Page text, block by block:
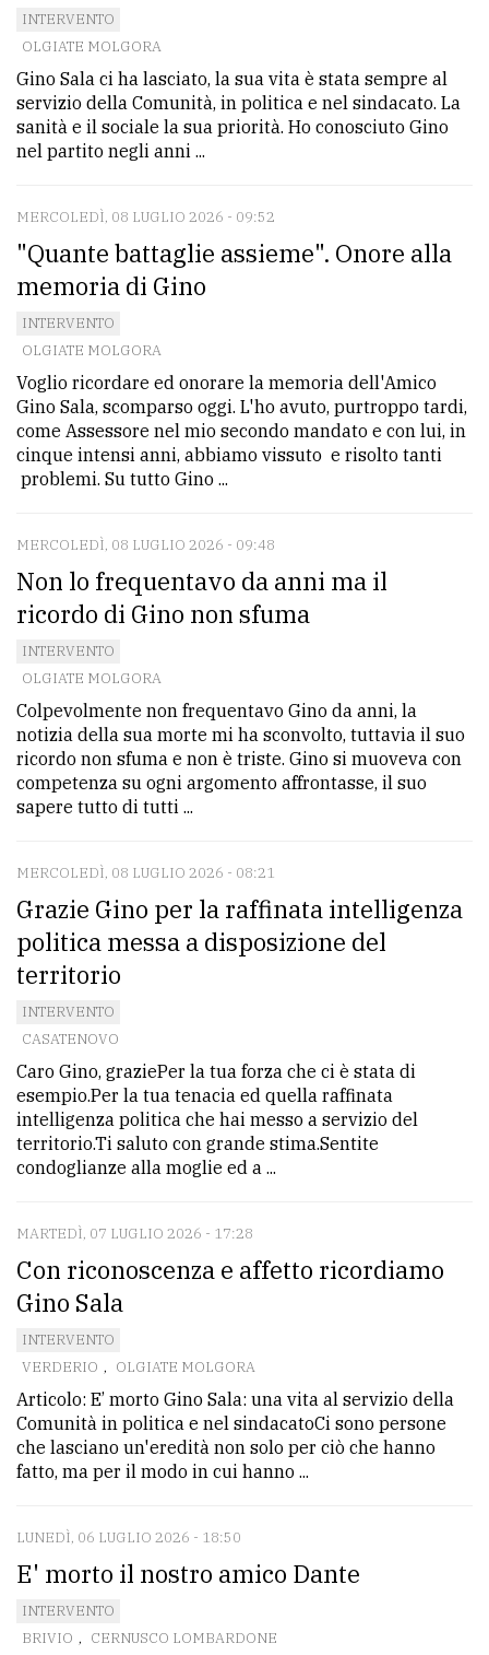
INTERVENTO
OLGIATE MOLGORA
Gino Sala ci ha lasciato, la sua vita è stata sempre al
servizio della Comunità, in politica e nel sindacato. La
sanità e il sociale la sua priorità. Ho conosciuto Gino
nel partito negli anni ...
MERCOLEDÌ, 08 LUGLIO 2026 - 09:52
"Quante battaglie assieme". Onore alla
memoria di Gino
INTERVENTO
OLGIATE MOLGORA
Voglio ricordare ed onorare la memoria dell'Amico
Gino Sala, scomparso oggi. L'ho avuto, purtroppo tardi,
come Assessore nel mio secondo mandato e con lui, in
cinque intensi anni, abbiamo vissuto e risolto tanti
problemi. Su tutto Gino ...
MERCOLEDÌ, 08 LUGLIO 2026 - 09:48
Non lo frequentavo da anni ma il
ricordo di Gino non sfuma
INTERVENTO
OLGIATE MOLGORA
Colpevolmente non frequentavo Gino da anni, la
notizia della sua morte mi ha sconvolto, tuttavia il suo
ricordo non sfuma e non è triste. Gino si muoveva con
competenza su ogni argomento affrontasse, il suo
sapere tutto di tutti ...
MERCOLEDÌ, 08 LUGLIO 2026 - 08:21
Grazie Gino per la raffinata intelligenza
politica messa a disposizione del
territorio
INTERVENTO
CASATENOVO
Caro Gino, graziePer la tua forza che ci è stata di
esempio.Per la tua tenacia ed quella raffinata
intelligenza politica che hai messo a servizio del
territorio.Ti saluto con grande stima.Sentite
condoglianze alla moglie ed a ...
MARTEDÌ, 07 LUGLIO 2026 - 17:28
Con riconoscenza e affetto ricordiamo
Gino Sala
INTERVENTO
VERDERIO , OLGIATE MOLGORA
Articolo: E’ morto Gino Sala: una vita al servizio della
Comunità in politica e nel sindacatoCi sono persone
che lasciano un'eredità non solo per ciò che hanno
fatto, ma per il modo in cui hanno ...
LUNEDÌ, 06 LUGLIO 2026 - 18:50
E' morto il nostro amico Dante
INTERVENTO
BRIVIO , CERNUSCO LOMBARDONE